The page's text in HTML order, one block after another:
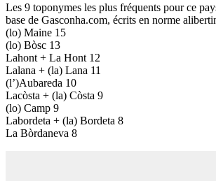
Les 9 toponymes les plus fréquents pour ce
base de Gasconha.com, écrits en norme
(lo) Maine 15
(lo) Bòsc 13
Lahont + La Hont 12
Lalana + (la) Lana 11
(l’)Aubareda 10
Lacòsta + (la) Còsta 9
(lo) Camp 9
Labordeta + (la) Bordeta 8
La Bòrdaneva 8